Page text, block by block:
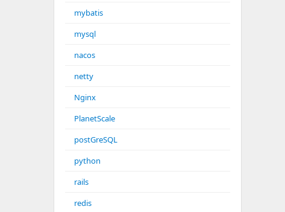
mybatis
mysql
nacos
netty
Nginx
PlanetScale
postGreSQL
python
rails
redis